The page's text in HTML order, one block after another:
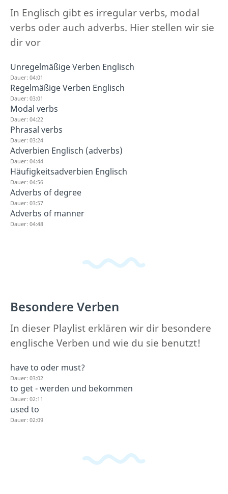
In Englisch gibt es irregular verbs, modal
verbs oder auch adverbs. Hier stellen wir sie
dir vor
Unregelmäßige Verben Englisch
Dauer: 04:01
Regelmäßige Verben Englisch
Dauer: 03:01
Modal verbs
Dauer: 04:22
Phrasal verbs
Dauer: 03:24
Adverbien Englisch (adverbs)
Dauer: 04:44
Häufigkeitsadverbien Englisch
Dauer: 04:56
Adverbs of degree
Dauer: 03:57
Adverbs of manner
Dauer: 04:48
Besondere Verben
In dieser Playlist erklären wir dir besondere
englische Verben und wie du sie benutzt!
have to oder must?
Dauer: 03:02
to get - werden und bekommen
Dauer: 02:11
used to
Dauer: 02:09